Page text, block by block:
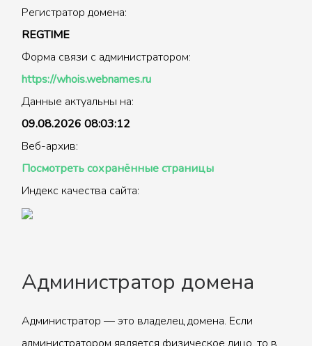
Регистратор домена:
REGTIME
Форма связи с администратором:
https://whois.webnames.ru
Данные актуальны на:
09.08.2026 08:03:12
Веб-архив:
Посмотреть сохранённые страницы
Индекс качества сайта:
Администратор домена
Администратор — это владелец домена. Если